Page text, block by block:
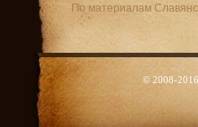
По материалам
© 2008-2016